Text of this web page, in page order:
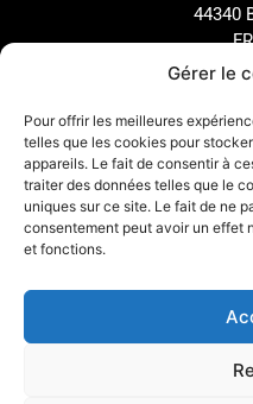
Gérer le
Pour offrir les meilleures
telles que les cookies pour
appareils. Le fait de consentir à
traiter des données telles que le
uniques sur ce site. Le fait de ne
consentement peut avoir un effet
et fonctions.
44340
02
MARQUE
Notre Histoire
Nos Engagements
Nos Distributeurs